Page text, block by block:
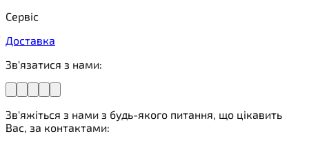
Сервіс
Доставка
Зв'язатися з нами:
Зв'яжіться з нами з будь-якого питання, що цікавить
Вас, за контактами: